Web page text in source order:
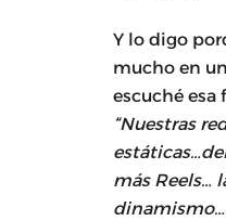
Y lo digo
mucho en
escuché esa
“Nuestras
más Reels…